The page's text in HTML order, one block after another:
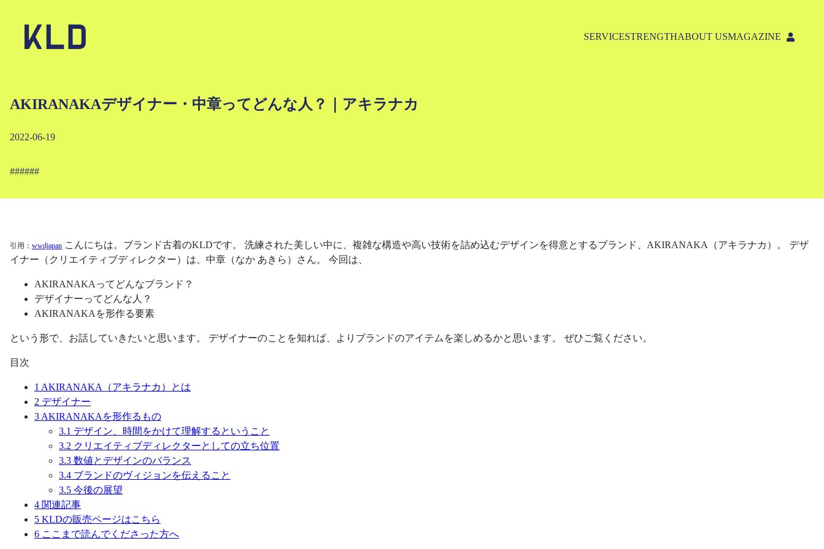
SERVICESTRENGTHABOUT USMAGAZINE
AKIRANAKAデザイナー・中章ってどんな人？｜アキラナカ
2022-06-19
######
引用： wwdjapan こんにちは。ブランド古着のKLDです。 洗練された美しい中に、複雑な構造や高い技術を詰め込むデザインを得意とするブランド、AKIRANAKA（アキラナカ）。 デザ
イナー（クリエイティブディレクター）は、中章（なか あきら）さん。 今回は、
AKIRANAKAってどんなブランド？
デザイナーってどんな人？
AKIRANAKAを形作る要素
という形で、お話していきたいと思います。 デザイナーのことを知れば、よりブランドのアイテムを楽しめるかと思います。 ぜひご覧ください。
目次
1 AKIRANAKA（アキラナカ）とは
2 デザイナー
3 AKIRANAKAを形作るもの
3.1 デザイン、時間をかけて理解するということ
3.2 クリエイティブディレクターとしての立ち位置
3.3 数値とデザインのバランス
3.4 ブランドのヴィジョンを伝えること
3.5 今後の展望
4 関連記事
5 KLDの販売ページはこちら
6 ここまで読んでくださった方へ